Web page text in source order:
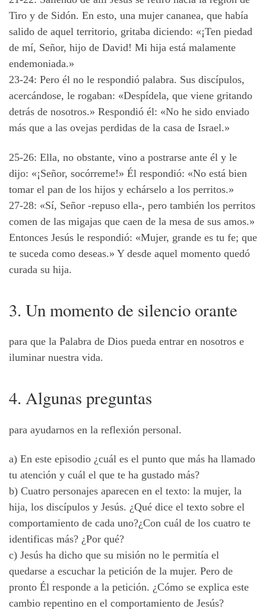
Tiro y de Sidón. En esto, una mujer cananea, que había
salido de aquel territorio, gritaba diciendo: «¡Ten piedad
de mí, Señor, hijo de David! Mi hija está malamente
endemoniada.»
23-24: Pero él no le respondió palabra. Sus discípulos,
acercándose, le rogaban: «Despídela, que viene gritando
detrás de nosotros.» Respondió él: «No he sido enviado
más que a las ovejas perdidas de la casa de Israel.»
25-26: Ella, no obstante, vino a postrarse ante él y le
dijo: «¡Señor, socórreme!» Él respondió: «No está bien
tomar el pan de los hijos y echárselo a los perritos.»
27-28: «Sí, Señor -repuso ella-, pero también los perritos
comen de las migajas que caen de la mesa de sus amos.»
Entonces Jesús le respondió: «Mujer, grande es tu fe; que
te suceda como deseas.» Y desde aquel momento quedó
curada su hija.
3. Un momento de silencio orante
para que la Palabra de Dios pueda entrar en nosotros e
iluminar nuestra vida.
4. Algunas preguntas
para ayudarnos en la reflexión personal.
a) En este episodio ¿cuál es el punto que más ha llamado
tu atención y cuál el que te ha gustado más?
b) Cuatro personajes aparecen en el texto: la mujer, la
hija, los discípulos y Jesús. ¿Qué dice el texto sobre el
comportamiento de cada uno?¿Con cuál de los cuatro te
identificas más? ¿Por qué?
c) Jesús ha dicho que su misión no le permitía el
quedarse a escuchar la petición de la mujer. Pero de
pronto Él responde a la petición. ¿Cómo se explica este
cambio repentino en el comportamiento de Jesús?